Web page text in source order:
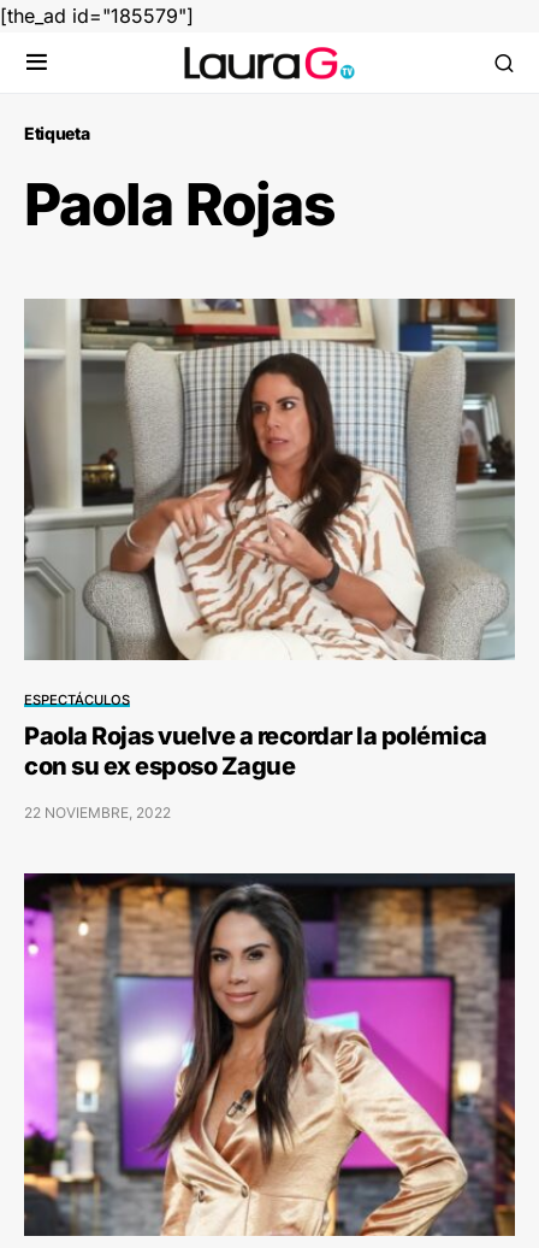
[the_ad id="185579"]
Etiqueta
Paola Rojas
ESPECTÁCULOS
Paola Rojas vuelve a recordar la polémica
con su ex esposo Zague
22 NOVIEMBRE, 2022